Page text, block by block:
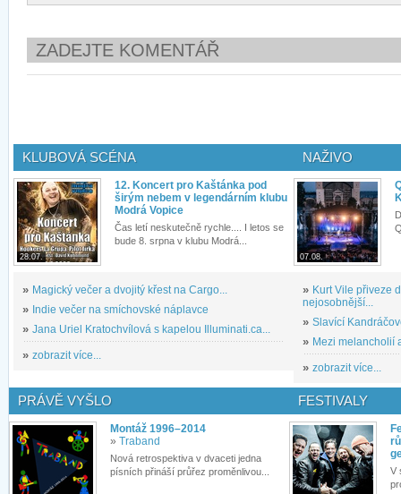
ZADEJTE KOMENTÁŘ
KLUBOVÁ SCÉNA
28.07.
12. Koncert pro Kaštánka pod
širým nebem v legendárním klubu
Modrá Vopice
Čas letí neskutečně rychle.... I letos se
bude 8. srpna v klubu Modrá...
» Magický večer a dvojitý křest na Cargo...
» Indie večer na smíchovské náplavce
» Jana Uriel Kratochvílová s kapelou Illuminati.ca...
» zobrazit více...
NAŽIVO
07.08.
» Kurt Vile přiveze
nejosobnější...
» Slavící
» Mezi melancholií
» zobrazit více...
PRÁVĚ VYŠLO
Montáž 1996–2014
» Traband
Nová retrospektiva v dvaceti jedna
písních přináší průřez proměnlivou...
FESTIVALY
V